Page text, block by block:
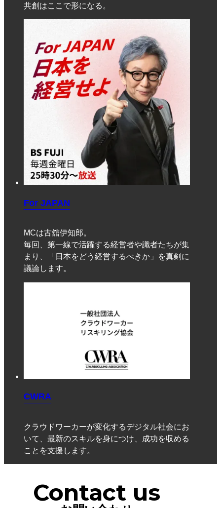
共創はここで形になる。
For JAPAN
MCは古舘伊知郎。
毎回、第一線で活躍する経営者や識者たちが集
まり、「日本をどう経営するべきか」を真剣に
議論します。
CWRA
クラウドワーカーが変化するデジタル社会にお
いて、最新のスキルを身につけ、成功を収める
ことを支援します。
Contact us